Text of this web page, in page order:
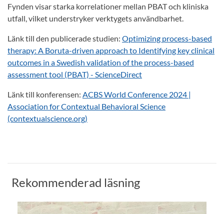
Fynden visar starka korrelationer mellan PBAT och kliniska
utfall, vilket understryker verktygets användbarhet.
Länk till den publicerade studien: Optimizing process-based
therapy: A Boruta-driven approach to Identifying key clinical
outcomes in a Swedish validation of the process-based
assessment tool (PBAT) - ScienceDirect
Länk till konferensen: ACBS World Conference 2024 |
Association for Contextual Behavioral Science
(contextualscience.org)
Rekommenderad läsning